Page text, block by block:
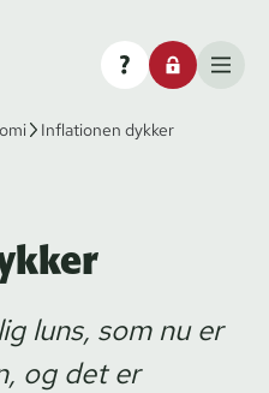
Inflationen dykker
luns, som nu er
og det er